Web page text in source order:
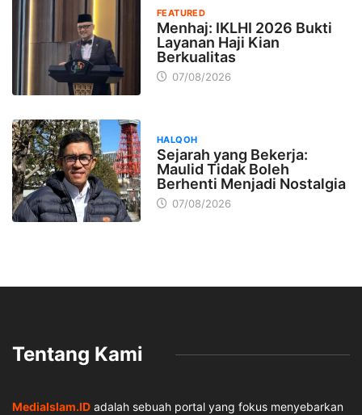
FEATURED
Menhaj: IKLHI 2026 Bukti
Layanan Haji Kian
Berkualitas
07/08/2026
HALQOH
Sejarah yang Bekerja:
Maulid Tidak Boleh
Berhenti Menjadi Nostalgia
07/08/2026
Tentang Kami
MediaIslam.ID adalah sebuah portal yang fokus menyebarkan